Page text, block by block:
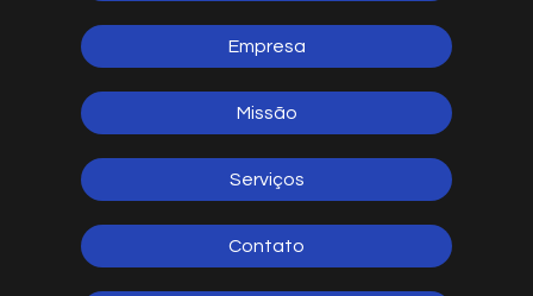
Empresa
Missão
Serviços
Contato